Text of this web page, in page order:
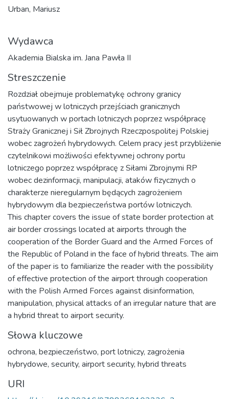
Urban, Mariusz
Wydawca
Akademia Bialska im. Jana Pawła II
Streszczenie
Rozdział obejmuje problematykę ochrony granicy
państwowej w lotniczych przejściach granicznych
usytuowanych w portach lotniczych poprzez współpracę
Straży Granicznej i Sił Zbrojnych Rzeczpospolitej Polskiej
wobec zagrożeń hybrydowych. Celem pracy jest przybliżenie
czytelnikowi możliwości efektywnej ochrony portu
lotniczego poprzez współpracę z Siłami Zbrojnymi RP
wobec dezinformacji, manipulacji, ataków fizycznych o
charakterze nieregularnym będących zagrożeniem
hybrydowym dla bezpieczeństwa portów lotniczych.
This chapter covers the issue of state border protection at
air border crossings located at airports through the
cooperation of the Border Guard and the Armed Forces of
the Republic of Poland in the face of hybrid threats. The aim
of the paper is to familiarize the reader with the possibility
of effective protection of the airport through cooperation
with the Polish Armed Forces against disinformation,
manipulation, physical attacks of an irregular nature that are
a hybrid threat to airport security.
Słowa kluczowe
ochrona, bezpieczeństwo, port lotniczy, zagrożenia
hybrydowe, security, airport security, hybrid threats
URI